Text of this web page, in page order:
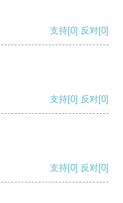
支持[0] 反对[0]
支持[0] 反对[0]
支持[0] 反对[0]